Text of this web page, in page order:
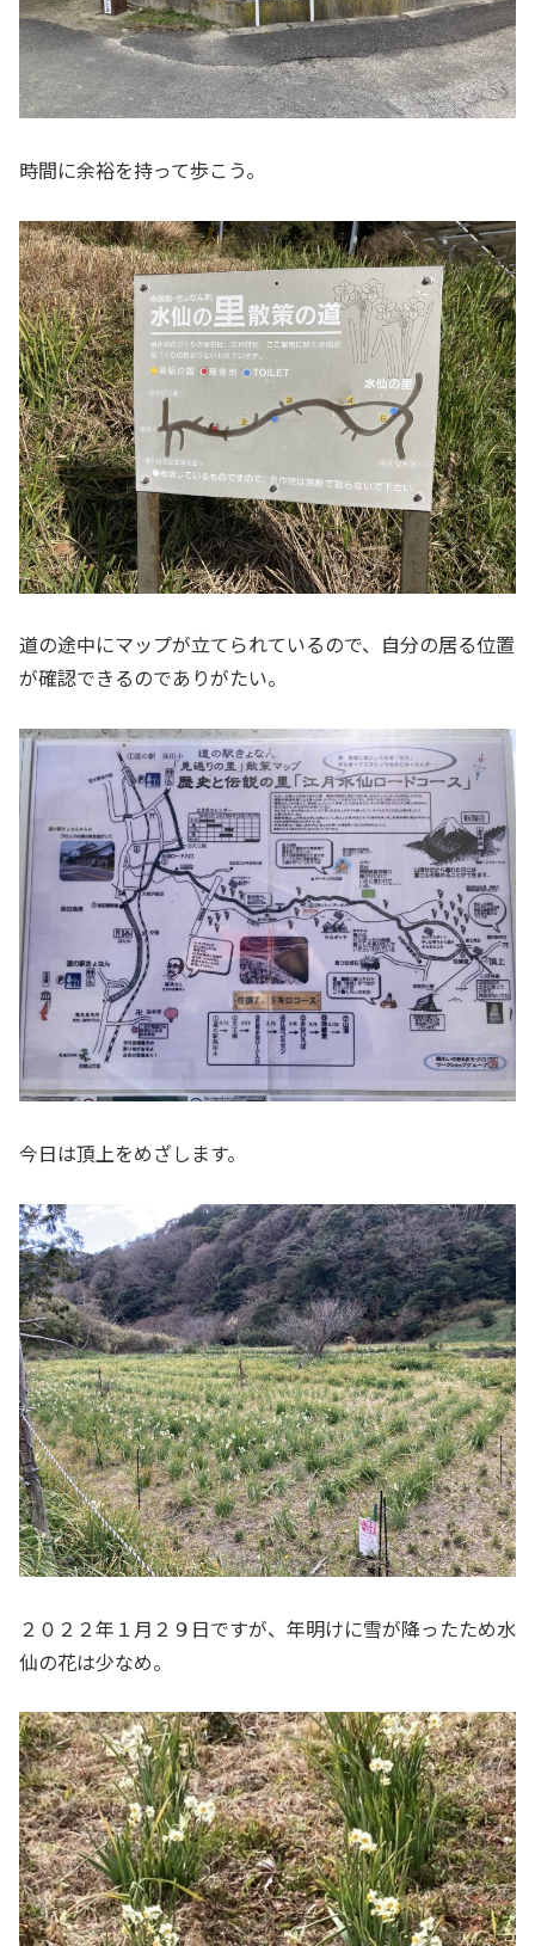
時間に余裕を持って歩こう。
道の途中にマップが立てられているので、自分の居る位置
が確認できるのでありがたい。
今日は頂上をめざします。
２０２２年１月２９日ですが、年明けに雪が降ったため水
仙の花は少なめ。